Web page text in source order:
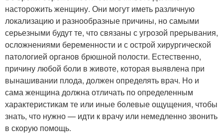
насторожить женщину. Они могут иметь различную
локализацию и разнообразные причины, но самыми
серьезными будут те, что связаны с угрозой прерывания,
осложнениями беременности и с острой хирургической
патологией органов брюшной полости. Естественно,
причину любой боли в животе, которая выявлена при
вынашивании плода, должен определять врач. Но и
сама женщина должна отличать по определенным
характеристикам те или иные болевые ощущения, чтобы
знать, что нужно — идти к врачу или немедленно звонить
в скорую помощь.